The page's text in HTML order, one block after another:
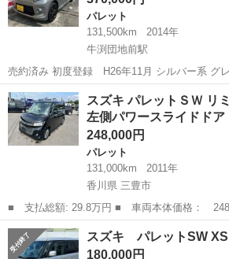
パレット
131,500km
2014年
牛渕団地前駅
売約済み 初度登録 H26年11月 シルバー系 グレード XSリミテッド
検査有効期間 R9年11月19日まで 走行13.2万キロ 装備-状態
ートキー 2本 ◉ワンセグTVナビ ◉ドライブレコ
愛媛 東温市 牛渕団地前駅 パレット
スズキ パレットＳＷ
左側パワースライドド
248,000円
パレット
131,000km
2011年
香川県 三豊市
■ 支払総額: 29.8万円 ■ 車両本体価格： 248,000 円 ■ メーカー
名： スズキ ■ 車種名： パレットＳＷ ■
ッド 社外ナビ 左側パワースライドドア ■
ア...
香川 三豊市 パレット
スズキ パレットSW XS
180,000円